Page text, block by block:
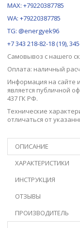
MAX: +79220387785
WA: +79220387785
TG: @energyek96
+7 343 218-82-18 (19),
Самовывоз с нашего
Оплата: наличный
Информация на сайте
является публичной
437 ГК РФ.
Технические
отличаться от
ОПИСАНИЕ
ХАРАКТЕРИСТИКИ
ИНСТРУКЦИЯ
ОТЗЫВЫ
ПРОИЗВОДИТЕЛЬ